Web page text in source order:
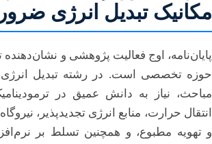
مکانیک تبدیل انرژی
پایان‌نامه، اوج فعالیت پژوهشی و
حوزه تخصصی است. در رشته تبدیل
مباحث، نیاز به دانش عمیق در
انتقال حرارت، منابع انرژی تجدیدپذیر،
و تهویه مطبوع، و همچنین تسلط بر